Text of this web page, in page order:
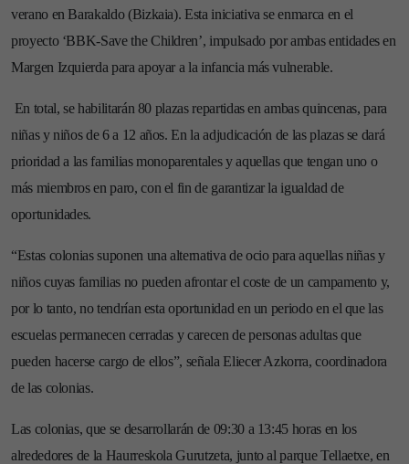
verano en Barakaldo (Bizkaia). Esta iniciativa se enmarca en el
proyecto ‘BBK-Save the Children’, impulsado por ambas entidades en
Margen Izquierda para apoyar a la infancia más vulnerable.
En total, se habilitarán 80 plazas repartidas en ambas quincenas, para
niñas y niños de 6 a 12 años. En la adjudicación de las plazas se dará
prioridad a las familias monoparentales y aquellas que tengan uno o
más miembros en paro, con el fin de garantizar la igualdad de
oportunidades.
“Estas colonias suponen una alternativa de ocio para aquellas niñas y
niños cuyas familias no pueden afrontar el coste de un campamento y,
por lo tanto, no tendrían esta oportunidad en un periodo en el que las
escuelas permanecen cerradas y carecen de personas adultas que
pueden hacerse cargo de ellos”, señala Eliecer Azkorra, coordinadora
de las colonias.
Las colonias, que se desarrollarán de 09:30 a 13:45 horas en los
alrededores de la Haurreskola Gurutzeta, junto al parque Tellaetxe, en